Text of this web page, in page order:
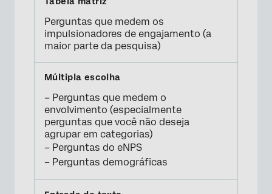
Perguntas que medem os
impulsionadores de engajamento (a
maior parte da pesquisa)
– Perguntas que medem o
envolvimento (especialmente
perguntas que você não deseja
agrupar em categorias)
– Perguntas do eNPS
– Perguntas demográficas